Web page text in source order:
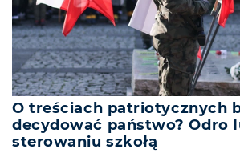
O treściach patriotycznych
decydować państwo? Odro
sterowaniu szkołą